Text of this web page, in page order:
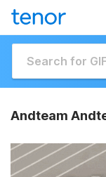
Andteam